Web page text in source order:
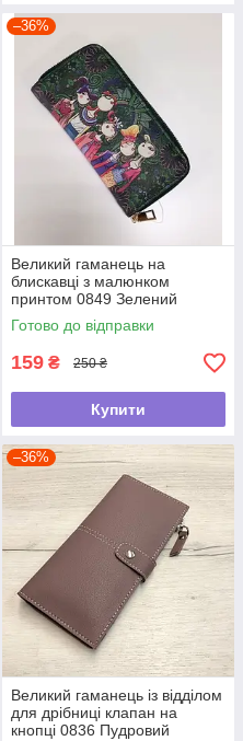
–36%
Великий гаманець на
блискавці з малюнком
принтом 0849 Зелений
Готово до відправки
159 ₴ 250 ₴
Купити
–36%
Великий гаманець із відділом
для дрібниці клапан на
кнопці 0836 Пудровий